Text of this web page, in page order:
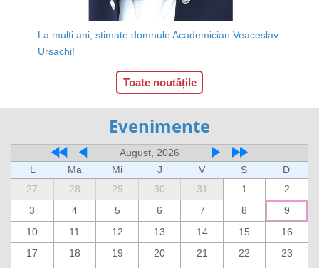
La mulți ani, stimate domnule Academician Veaceslav
Ursachi!
Toate noutățile
Evenimente
August, 2026
L
Ma Mi J V S
D
27
28 29 30 31 1
2
3
4 5 6 7 8
9
10
11 12 13 14 15
16
17
18 19 20 21 22
23